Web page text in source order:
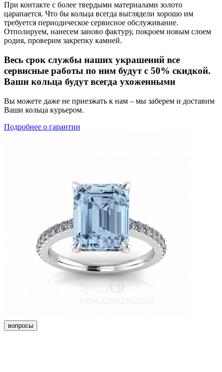
При контакте с более твердыми материалами золото
царапается. Что бы кольца всегда выглядели хорошо им
требуется периодическое сервисное обслуживание.
Отполируем, нанесем заново фактуру, покроем новым слоем
родия, проверим закрепку камней.
Весь срок службы наших украшений все
сервисные работы по ним будут с 50% скидкой.
Ваши кольца будут всегда ухоженными
Вы можете даже не приезжать к нам – мы заберем и доставим
Ваши кольца курьером.
Подробнее о гарантии
вопросы